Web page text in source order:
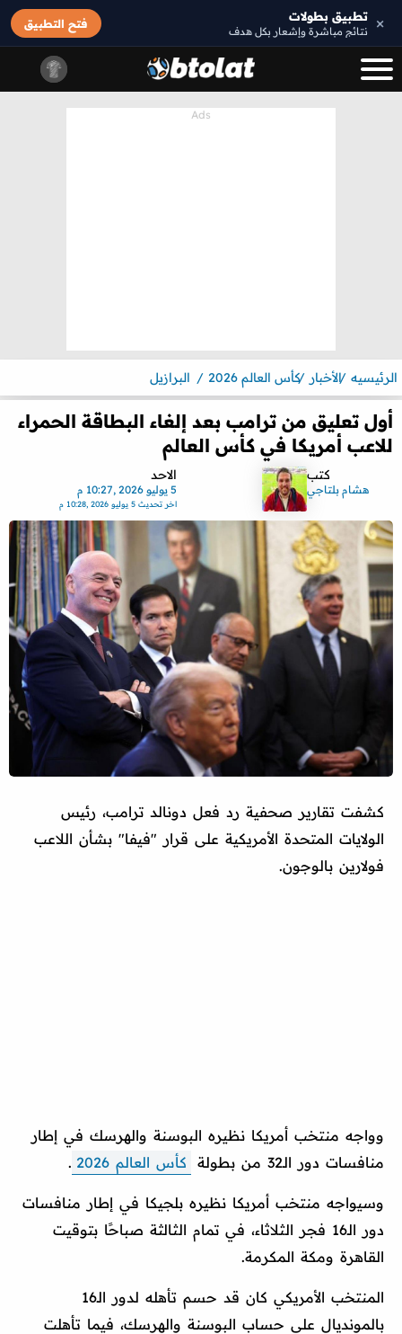
× تطبيق بطولات
نتائج مباشرة وإشعار بكل هدف
فتح التطبيق
الرئيسيه الأخبار كأس العالم 2026 البرازيل
أول تعليق من ترامب بعد إلغاء البطاقة الحمراء
للاعب أمريكا في كأس العالم
كتب
هشام بلتاجي
الاحد
5 يوليو 2026 ,10:27 م
اخر تحديث5 يوليو 2026 ,10:28 م
كشفت تقارير صحفية رد فعل دونالد ترامب، رئيس
الولايات المتحدة الأمريكية على قرار "فيفا" بشأن اللاعب
فولارين بالوجون.
وواجه منتخب أمريكا نظيره البوسنة والهرسك في إطار
منافسات دور الـ32 من بطولة
كأس العالم 2026 .
وسيواجه منتخب أمريكا نظيره بلجيكا في إطار منافسات
دور الـ16 فجر الثلاثاء، في تمام الثالثة صباحًا بتوقيت
القاهرة ومكة المكرمة.
المنتخب الأمريكي كان قد حسم تأهله لدور الـ16
بالمونديال على حساب البوسنة والهرسك، فيما تأهلت